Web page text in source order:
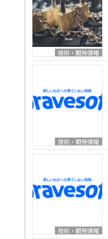
技術・開発情報
技術・開発情報
技術・開発情報